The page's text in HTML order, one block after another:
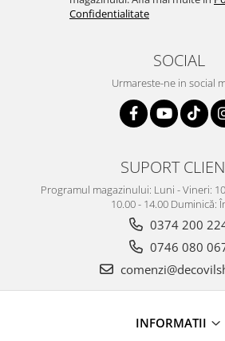
Confidentialitate
SOCIAL
Urmareste-ne in social
SUPORT
Programul magazinului: Luni - Vineri:
10.00 - 14.00 Duminică:
0374 200
0746 080
INFORMATII